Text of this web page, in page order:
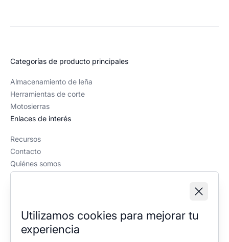
Utilizamos cookies para mejorar tu
experiencia
Categorías de producto principales
Almacenamiento de leña
Herramientas de corte
Motosierras
Enlaces de interés
Recursos
Contacto
Quiénes somos
Política editorial
Política de privacidad
Política de cookies